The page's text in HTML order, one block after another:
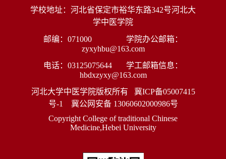
学校地址：河北省保定市裕华东路342号河北大
学中医学院
邮编：071000 学院办公邮箱：
zyxyhbu@163.com
电话：03125075644 学工邮箱信息：
hbdxzyxy@163.com
河北大学中医学院版权所有 冀ICP备05007415
号-1
冀公网安备 13060602000986号
Copyright College of traditional Chinese
Medicine,Hebei University